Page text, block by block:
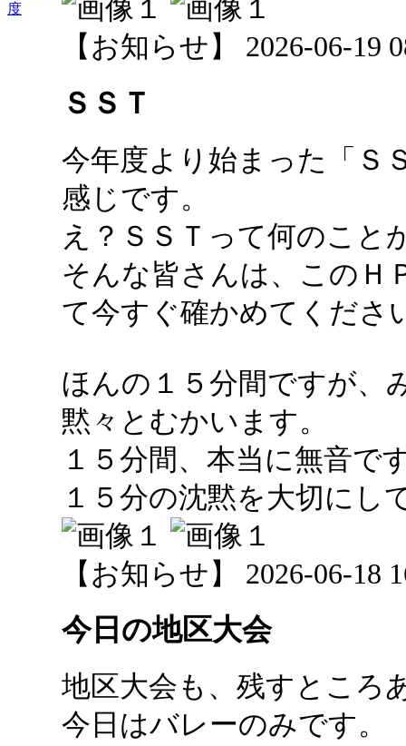
度
【お知らせ】 2026-06-19
ＳＳＴ
今年度より始まった「Ｓ
感じです。
え？ＳＳＴって何のこと
そんな皆さんは、このＨ
て今すぐ確かめてくださ
ほんの１５分間ですが、
黙々とむかいます。
１５分間、本当に無音で
１５分の沈黙を大切にし
【お知らせ】 2026-06-18
今日の地区大会
地区大会も、残すところ
今日はバレーのみです。